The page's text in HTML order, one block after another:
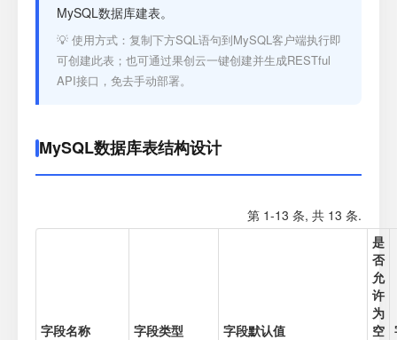
接口测试MySQL数据库建表。
💡 使用方式：复制下方SQL语句到MySQL客户端执行即
可创建此表；也可通过果创云一键创建并生成RESTful
API接口，免去手动部署。
MySQL数据库表结构设计
第 1-13 条, 共 13 条.
字段名称 字段类型 字段默认值
是
否
允
许
为
空